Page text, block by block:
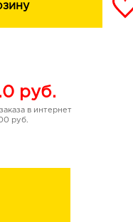
руб.
в интернет
руб.